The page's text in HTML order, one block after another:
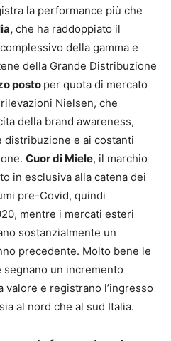
la performance più che
che ha raddoppiato il
della gamma e
della Grande Distribuzione
posto per quota di mercato
Nielsen, che
della brand awareness,
distribuzione e ai costanti
Cuor di Miele, il marchio
in esclusiva alla catena dei
pre-Covid, quindi
mentre i mercati esteri
sostanzialmente un
precedente. Molto bene le
segnano un incremento
valore e registrano l’ingresso
al nord che al sud Italia.